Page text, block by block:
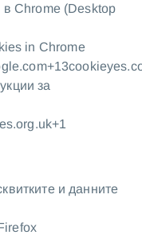
в Chrome (Desktop
in Chrome
за
и данните